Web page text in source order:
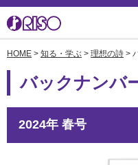
HOME > 知る・学ぶ > 理想の詩 >
バックナンバ
2024年 春号